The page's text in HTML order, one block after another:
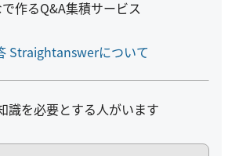
作るQ&A集積サービス
Straightanswerについて
識を必要とする人がいます